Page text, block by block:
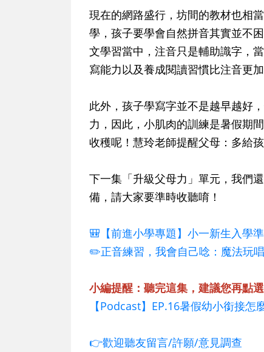
現在的網路盛行，坊間的教材也相
學，孩子要學會自然拼音其實並不
文學習當中，注音只是輔助識字，
寫能力以及養成閱讀習慣比注音更加
此外，孩子學寫字並不是越早越好
力，因此，小肌肉的訓練是暑假期
收穫呢！慧玲老師提醒父母：多給
下一集「升級父母力」單元，我們
備，請大家要準時收聽唷！
🎒【前進小學專題】小一新生入學
✏️正音練習，我會自己唸：魔法玩
小編提醒：聽完這集，建議您再點
【Podcast】EP.16暑假幼小銜接
👉歡迎聽友留言/許願/意見調查